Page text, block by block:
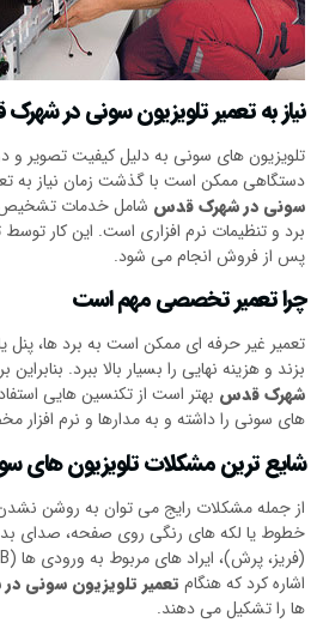
نیاز به تعمیر تلویزیون سونی در
تلویزیون های سونی به دلیل کیفیت تصویر و
دستگاهی ممکن است با گذشت زمان نیاز به
سونی در شهرک قدس شامل خدمات تشخیص
برد و تنظیمات نرم افزاری است. این کار
پس از فروش انجام می شود.
چرا تعمیر تخصصی مهم است
تعمیر غیر حرفه ای ممکن است به برد ها،
بزند و هزینه نهایی را بسیار بالا ببرد. بنابراین
شهرک قدس بهتر است از تکنسین هایی
های سونی را داشته و به مدارها و نرم افزار
شایع ترین مشکلات تلویزیون های
از جمله مشکلات رایج می توان به روشن
خطوط یا لکه های رنگی روی صفحه، صدای
اشاره کرد که هنگام تعمیر تلویزیون سونی
ها را تشکیل می دهند.